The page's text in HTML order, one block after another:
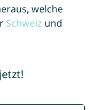
welche
Schweiz und